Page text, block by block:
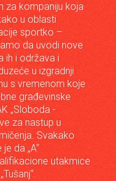
za kompaniju koja
u oblasti
sportko –
da uvodi nove
ih i održava i
u izgradnji
s vremenom koje
građevinske
„Sloboda -
za nastup u
Svakako
da „A“
utakmice